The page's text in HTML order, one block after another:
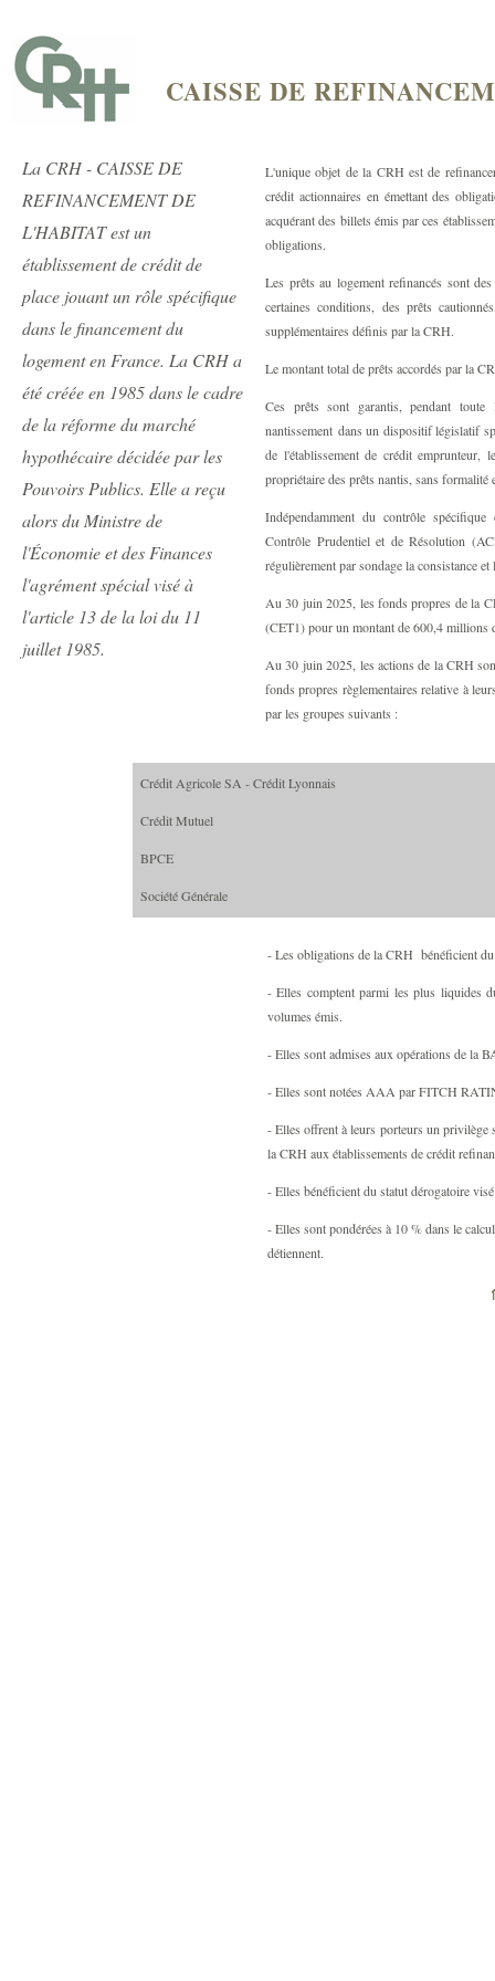
CAISSE DE
La CRH - CAISSE DE
REFINANCEMENT DE
L'HABITAT est un
établissement de crédit de
place jouant un rôle spécifique
dans le financement du
logement en France. La CRH a
été créée en 1985 dans le cadre
de la réforme du marché
hypothécaire décidée par les
Pouvoirs Publics. Elle a reçu
alors du Ministre de
l'Économie et des Finances
l'agrément spécial visé à
l'article 13 de la loi du 11
juillet 1985.
L'unique objet de la CRH est de
crédit actionnaires en émettant des
acquérant des billets émis par ces
obligations.
Les prêts au logement refinancés sont
certaines conditions, des prêts
supplémentaires définis par la CRH.
Le montant total de prêts accordés par la
Ces prêts sont garantis, pendant
nantissement dans un dispositif législatif
de l'établissement de crédit
propriétaire des prêts nantis, sans
Indépendamment du contrôle
Contrôle Prudentiel et de Résolution
régulièrement par sondage la consistance
Au 30 juin 2025, les fonds propres de la
(CET1) pour un montant de 600,4 millions
Au 30 juin 2025, les actions de la CRH
fonds propres règlementaires relative à
par les groupes suivants :
Crédit Agricole SA - Crédit Lyonnais
Crédit Mutuel
BPCE
Société Générale
- Les obligations de la CRH bénéficient
- Elles comptent parmi les plus liquides
volumes émis.
- Elles sont admises aux opérations de
- Elles sont notées AAA par FITCH
- Elles offrent à leurs porteurs un privilège
la CRH aux établissements de crédit
- Elles bénéficient du statut dérogatoire
- Elles sont pondérées à 10 % dans le
détiennent.